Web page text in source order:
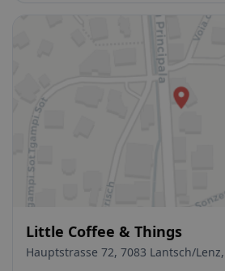
Little Coffee & Things
Hauptstrasse 72, 7083 Lantsch/